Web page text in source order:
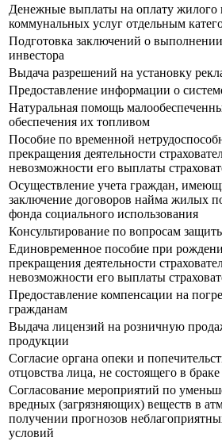
Денежные выплаты на оплату жилого
коммунальных услуг отдельным
Подготовка заключений о выполнении
инвестора
Выдача разрешений на установку
Предоставление информации о
Натуральная помощь
обеспечения их топливом
Пособие по временной
прекращения деятельности
невозможности его выплаты
Осуществление учета граждан,
заключение договоров найма жилых
фонда социального использования
Консультирование по вопросам
Единовременное пособие при
прекращения деятельности
невозможности его выплаты
Предоставление компенсации на
гражданам
Выдача лицензий на розничную
продукции
Согласие органа опеки и
отцовства лица, не состоящего в
Согласование мероприятий по
вредных (загрязняющих) веществ в
получении прогнозов
условий